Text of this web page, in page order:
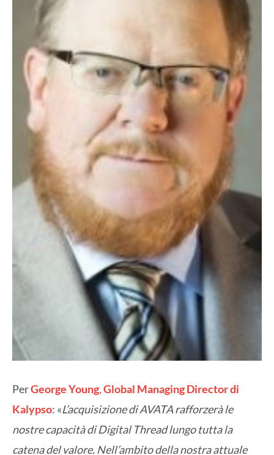
PerGeorge Young,Global Managing Director di
Kalypso: «L’acquisizione di AVATA rafforzerà le
nostre capacità di Digital Thread lungo tutta la
catena del valore. Nell’ambito della nostra attuale